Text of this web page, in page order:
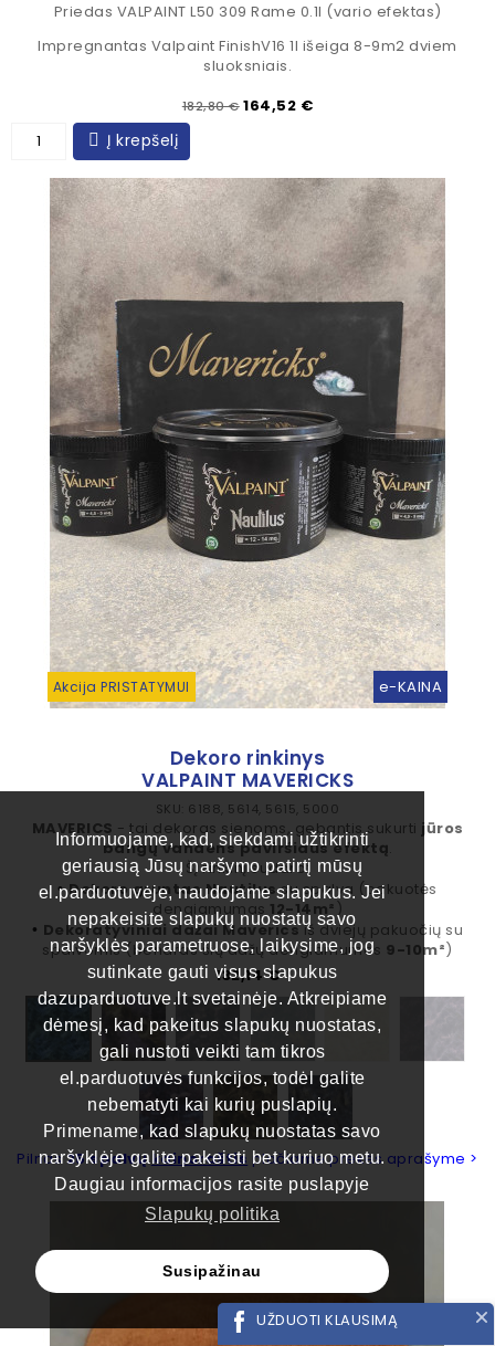
Informuojame, kad, siekdami užtikrinti
geriausią Jūsų naršymo patirtį mūsų
el.parduotuvėje, naudojame slapukus. Jei
nepakeisite slapukų nuostatų savo
naršyklės parametruose, laikysime, jog
sutinkate gauti visus slapukus
dazuparduotuve.lt svetainėje. Atkreipiame
dėmesį, kad pakeitus slapukų nuostatas,
gali nustoti veikti tam tikros
el.parduotuvės funkcijos, todėl galite
nebematyti kai kurių puslapių.
Primename, kad slapukų nuostatas savo
naršyklėje galite pakeisti bet kuriuo metu.
Daugiau informacijos rasite puslapyje
Slapukų politika
Susipažinau
Priedas VALPAINT L50 309 Rame 0.1l (vario efektas)
Impregnantas Valpaint FinishV16 1l išeiga 8-9m2 dviem
sluoksniais.
Įprasta kaina
182,80 € Kaina
164,52 €
Į krepšelį
Akcija PRISTATYMUI e-KAINA
Dekoro rinkinys
VALPAINT MAVERICKS
SKU: 6188, 5614, 5615, 5000
MAVERICS - tai dekoras sienoms, gebantis sukurti jūros
bangų vandens paviršiaus efektą.
Šį rinkinį sudaro:
•Dekoro gruntas Nautilussu spalva (pakuotės
dengiamumas 12-14m² )
• Dekoratyviniai dažai Mavericsiš dviejų pakuočių su
spalvomis (bendras šių dažų dengiamumas 9-10m²)
Kaina
132,14 €
Rif. 1
Rif. 2 Rif. 3 Rif. 4 Rif. 5
Rif. 7 Rif. 8 Rif. 9
Pilnas25 spalvųkainoraštis plačiame prekės aprašyme >
UŽDUOTI KLAUSIMĄ